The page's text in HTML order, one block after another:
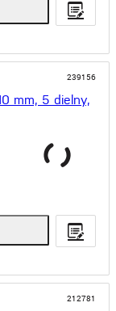
239156
mm, 5 dielny,
212781